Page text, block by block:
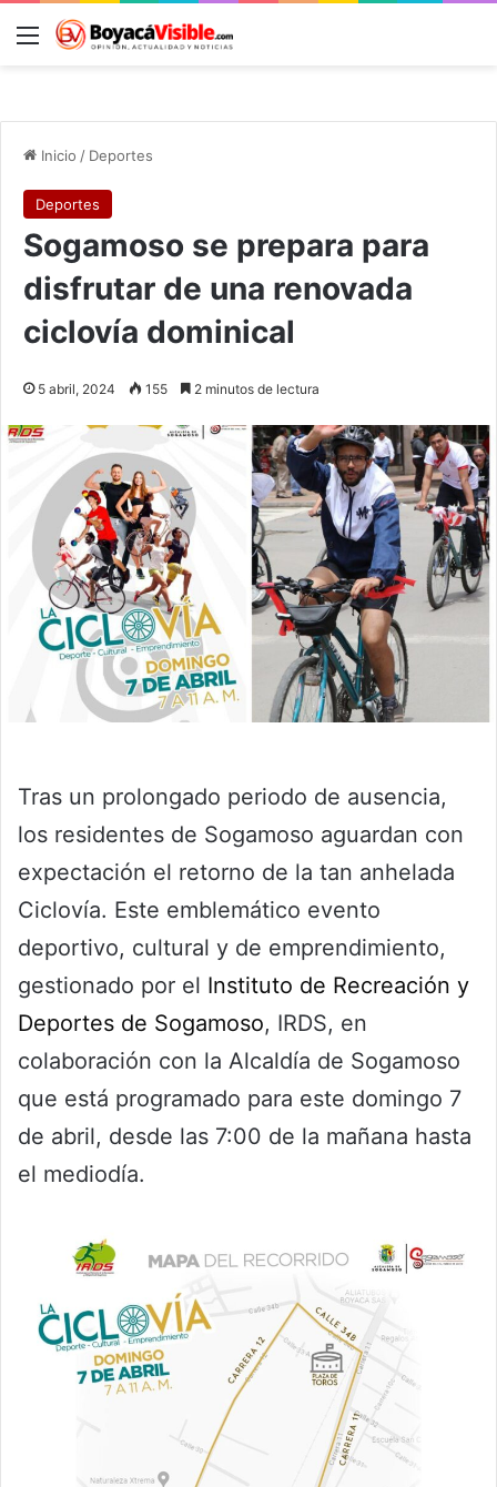
Menú
Inicio / Deportes
Deportes
Sogamoso se prepara para
disfrutar de una renovada
ciclovía dominical
5 abril, 2024 155 2 minutos de lectura
Tras un prolongado periodo de ausencia,
los residentes de Sogamoso aguardan con
expectación el retorno de la tan anhelada
Ciclovía. Este emblemático evento
deportivo, cultural y de emprendimiento,
gestionado por el Instituto de Recreación y
Deportes de Sogamoso, IRDS, en
colaboración con la Alcaldía de Sogamoso
que está programado para este domingo 7
de abril, desde las 7:00 de la mañana hasta
el mediodía.